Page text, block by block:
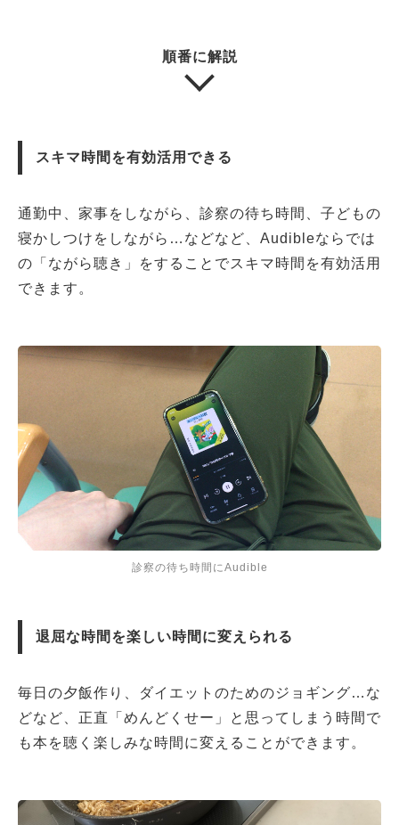
順番に解説
スキマ時間を有効活用できる
通勤中、家事をしながら、診察の待ち時間、子どもの
寝かしつけをしながら…などなど、Audibleならでは
の「ながら聴き」をすることでスキマ時間を有効活用
できます。
診察の待ち時間にAudible
退屈な時間を楽しい時間に変えられる
毎日の夕飯作り、ダイエットのためのジョギング…な
どなど、正直「めんどくせー」と思ってしまう時間で
も本を聴く楽しみな時間に変えることができます。